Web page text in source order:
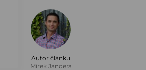
Autor článku
Mirek Jandera